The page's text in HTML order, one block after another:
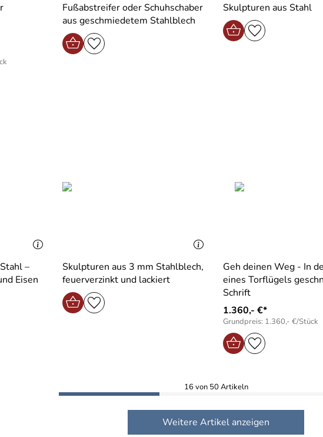
Fußabstreifer oder Schuhschaber
aus geschmiedetem Stahlblech
Skulpturen aus Stahl
–
Eisen
Skulpturen aus 3 mm Stahlblech,
feuerverzinkt und lackiert
Geh deinen Weg - In
eines Torflügels
Schrift
1.360,- €*
Grundpreis: 1.360,- €/Stück
16 von 50 Artikeln
Weitere Artikel anzeigen